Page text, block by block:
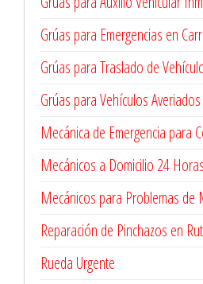
Grúas para Emergencias en
Grúas para Traslado de
Grúas para Vehículos Averiados
Mecánica de Emergencia para
Mecánicos a Domicilio 24 Horas
Mecánicos para Problemas de
Reparación de Pinchazos en
Rueda Urgente